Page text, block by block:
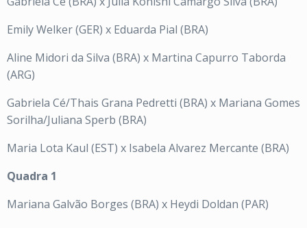
Emily Welker (GER) x Eduarda Pial (BRA)
Aline Midori da Silva (BRA) x Martina Capurro Taborda
(ARG)
Gabriela Cé/Thais Grana Pedretti (BRA) x Mariana Gomes
Sorilha/Juliana Sperb (BRA)
Maria Lota Kaul (EST) x Isabela Alvarez Mercante (BRA)
Quadra 1
Mariana Galvão Borges (BRA) x Heydi Doldan (PAR)